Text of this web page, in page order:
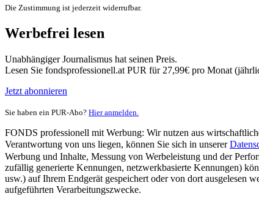
Die Zustimmung ist jederzeit widerrufbar.
Werbefrei lesen
Unabhängiger Journalismus hat seinen Preis.
Lesen Sie fondsprofessionell.at PUR für 27,99€ pro Monat
Jetzt abonnieren
Sie haben ein PUR-Abo? Hier anmelden.
FONDS professionell mit Werbung: Wir nutzen aus
Verantwortung von uns liegen, können Sie sich in unserer
Werbung und Inhalte, Messung von Werbeleistung und der
zufällig generierte Kennungen, netzwerkbasierte Kennungen)
usw.) auf Ihrem Endgerät gespeichert oder von dort ausgelesen
aufgeführten Verarbeitungszwecke.